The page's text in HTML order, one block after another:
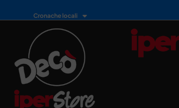
Cronache locali